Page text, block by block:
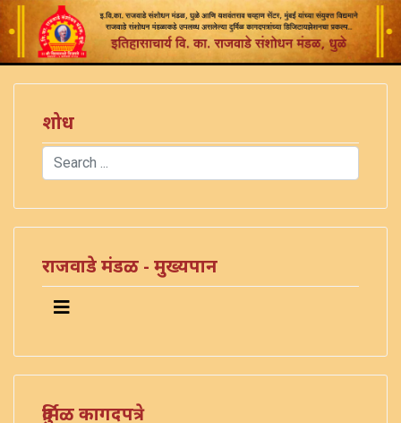
शोध
Search
राजवाडे मंडळ - मुख्यपान
दुर्मिळ कागदपत्रे